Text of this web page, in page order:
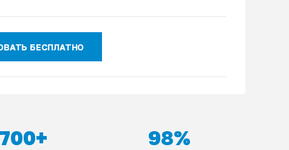
БЕСПЛАТНО
700+ 98%